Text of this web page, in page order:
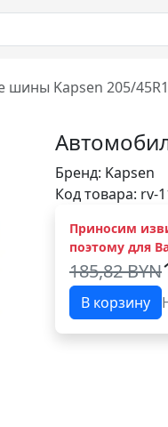
Kapsen 205/
Бренд: Kapsen
Код товара: rv-
Приносим
поэтому для
185,82 BYN
В корзину